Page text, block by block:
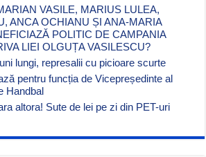
VASILE, MARIUS LULEA,
ANCA OCHIANU ȘI ANA-MARIA
POLITIC DE CAMPANIA
LIEI OLGUȚA VASILESCU?
lungi, represalii cu picioare scurte
pentru funcția de Vicepreședinte al
Handbal
altora! Sute de lei pe zi din PET-uri